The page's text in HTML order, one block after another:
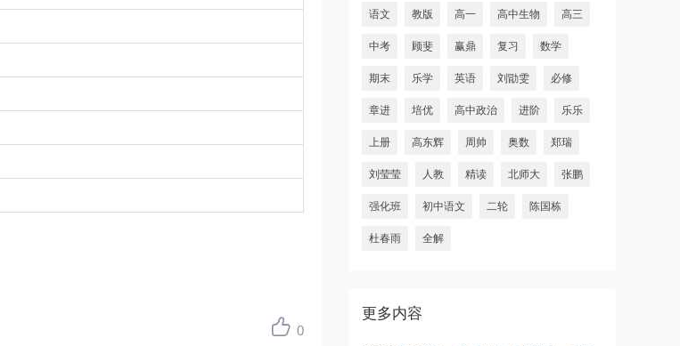
0
语文 教版 高一 高中生物 高三
中考 顾斐 赢鼎 复习 数学
期末 乐学 英语 刘勖雯 必修
章进 培优 高中政治 进阶 乐乐
上册 高东辉 周帅 奥数 郑瑞
刘莹莹 人教 精读 北师大 张鹏
强化班 初中语文 二轮 陈国栋
杜春雨 全解
更多内容